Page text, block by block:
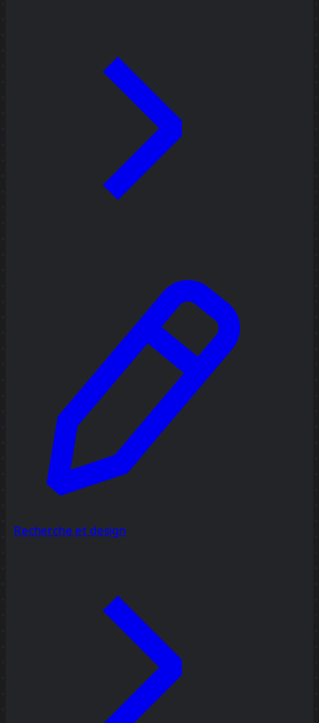
Recherche et design